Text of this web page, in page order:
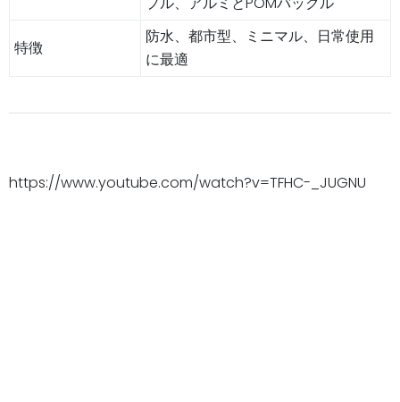
特徴
防水、都市型、ミニマル、日常使用
に最適
https://www.youtube.com/watch?v=TFHC-_JUGNU